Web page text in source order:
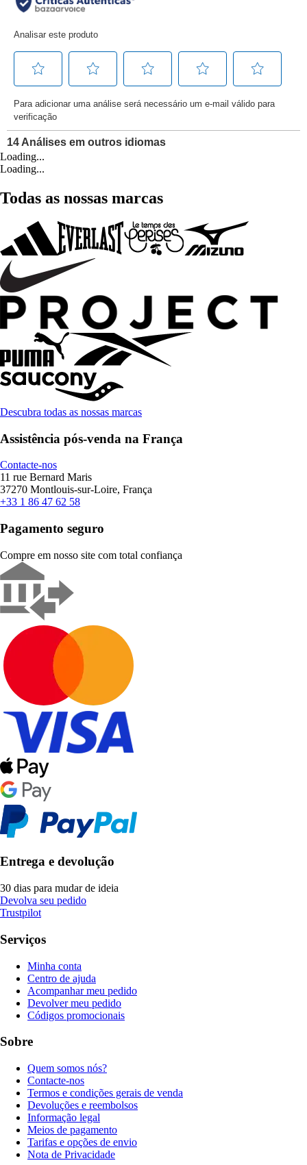
Loading...
Loading...
Todas as nossas marcas
Descubra todas as nossas marcas
Assistência pós-venda na França
Contacte-nos
11 rue Bernard Maris
37270 Montlouis-sur-Loire, França
+33 1 86 47 62 58
Pagamento seguro
Compre em nosso site com total confiança
Entrega e devolução
30 dias para mudar de ideia
Devolva seu pedido
Trustpilot
Serviços
Minha conta
Centro de ajuda
Acompanhar meu pedido
Devolver meu pedido
Códigos promocionais
Sobre
Quem somos nós?
Contacte-nos
Termos e condições gerais de venda
Devoluções e reembolsos
Informação legal
Meios de pagamento
Tarifas e opções de envio
Nota de Privacidade